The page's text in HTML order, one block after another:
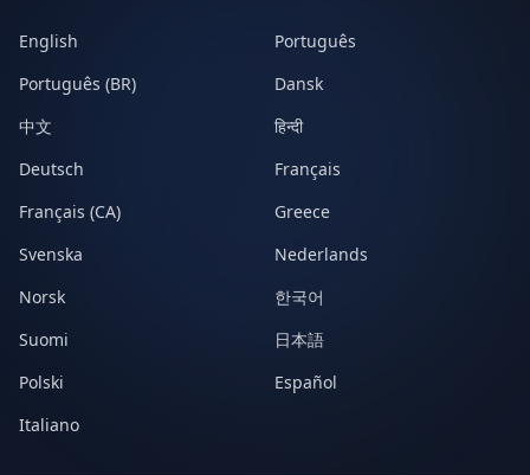
English
Português
Português (BR)
Dansk
中文
हिन्दी
Deutsch
Français
Français (CA)
Greece
Svenska
Nederlands
Norsk
한국어
Suomi
日本語
Polski
Español
Italiano